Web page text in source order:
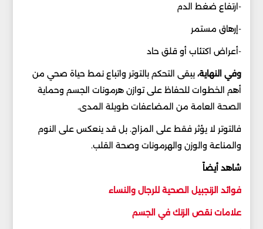
-ارتفاع ضغط الدم
-إرهاق مستمر
-أعراض اكتئاب أو قلق حاد
وفي النهاية، يبقى التحكم بالتوتر واتباع نمط حياة صحي من
أهم الخطوات للحفاظ على توازن هرمونات الجسم وحماية
الصحة العامة من المضاعفات طويلة المدى.
فالتوتر لا يؤثر فقط على المزاج. بل قد ينعكس على النوم
والمناعة والوزن والهرمونات وصحة القلب.
شاهد أيضاً
فوائد الزنجبيل الصحية للرجال والنساء
علامات نقص الزنك في الجسم